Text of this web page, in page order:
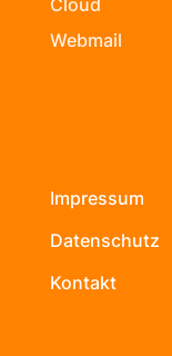
Cloud
Webmail
Impressum
Datenschutz
Kontakt